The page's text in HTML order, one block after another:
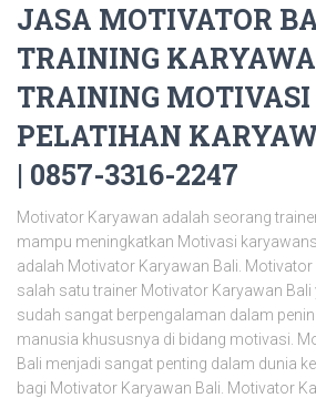
JASA MOTIVATOR
TRAINING
TRAINING
PELATIHAN
| 0857-3316-2247
Motivator Karyawan adalah seorang
mampu meningkatkan Motivasi
adalah Motivator Karyawan Bali.
salah satu trainer Motivator Karyawan Bali
sudah sangat berpengalaman dalam
manusia khususnya di bidang motivasi.
Bali menjadi sangat penting dalam dunia
bagi Motivator Karyawan Bali. Motivator